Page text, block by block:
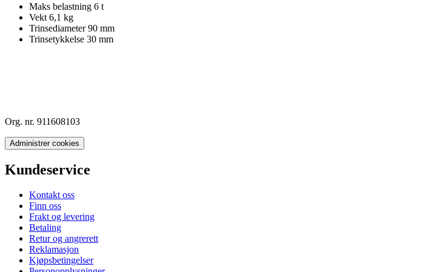
Maks belastning 6 t
Vekt 6,1 kg
Trinsediameter 90 mm
Trinsetykkelse 30 mm
Org. nr. 911608103
Administrer cookies
Kundeservice
Kontakt oss
Finn oss
Frakt og levering
Betaling
Retur og angrerett
Reklamasjon
Kjøpsbetingelser